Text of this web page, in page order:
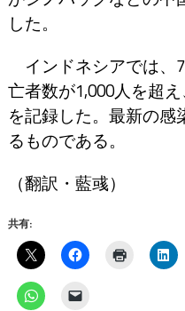
した。
インドネシアでは、
亡者数が1,000人を超
を記録した。最新の感
るものである。
（翻訳・藍彧）
共有: